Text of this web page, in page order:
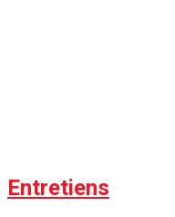
Entretiens